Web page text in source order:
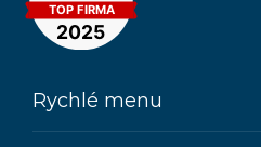
Rychlé menu